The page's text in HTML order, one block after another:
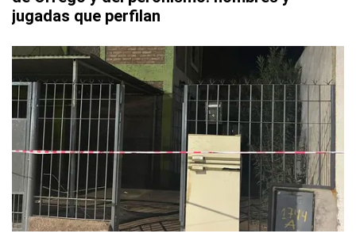
jugadas que perfilan